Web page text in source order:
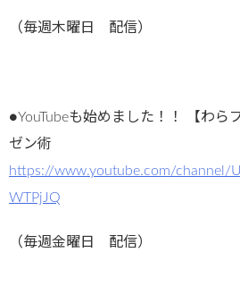
（毎週木曜日 配信）
●YouTubeも始めました！！ 【わら
ゼン術
https://www.youtube.com/channel/
WTPjJQ
（毎週金曜日 配信）